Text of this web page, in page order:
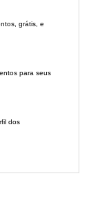
grátis, e
para seus
dos